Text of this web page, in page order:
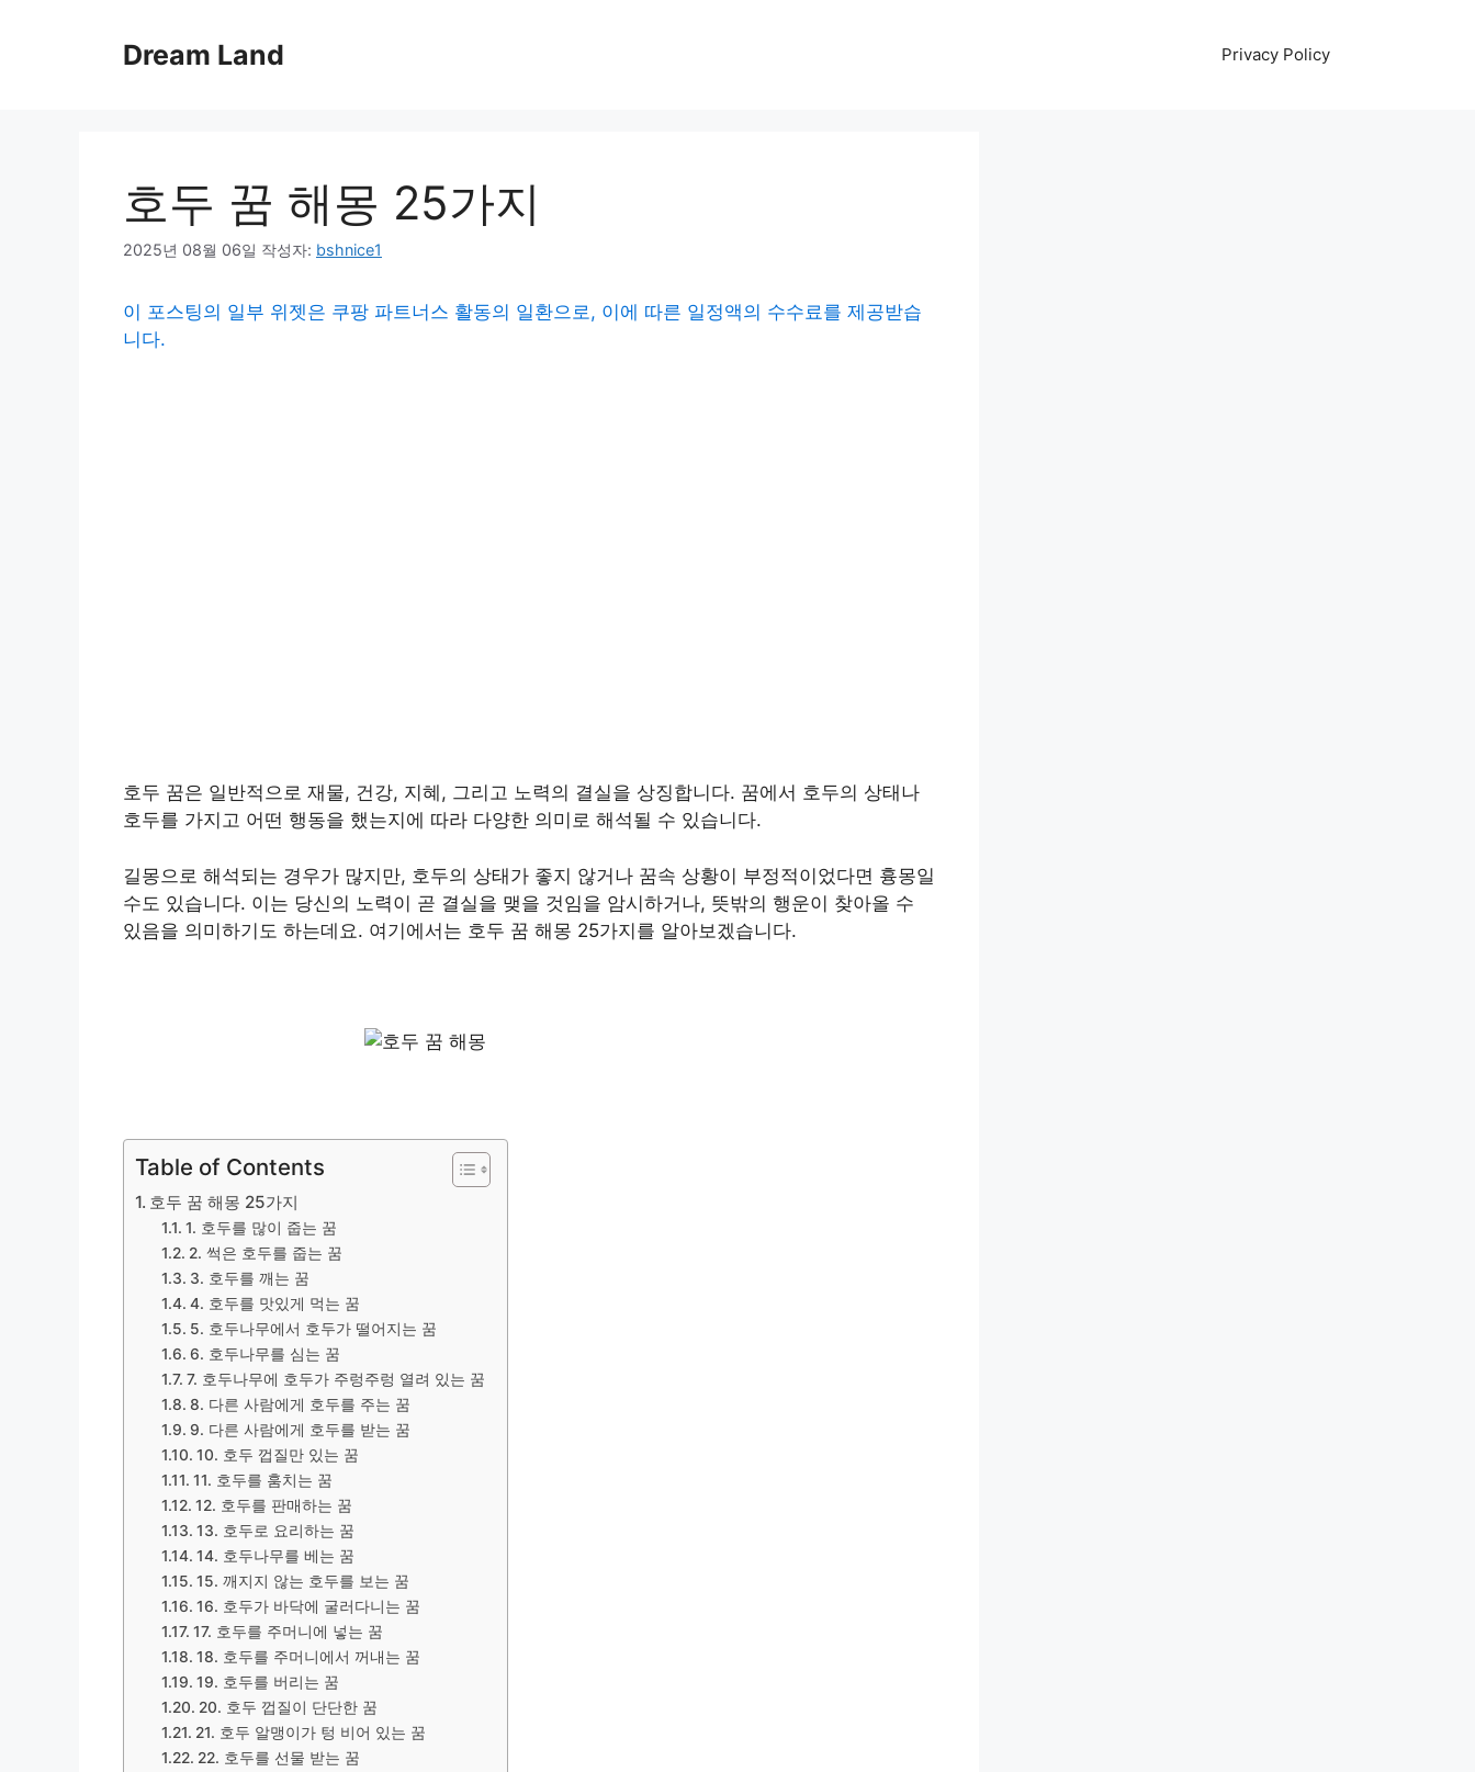
Dream Land Privacy Policy
​호두 꿈 해몽 25가지
2025년 08월 06일 작성자: bshnice1
이 포스팅의 일부 위젯은 쿠팡 파트너스 활동의 일환으로, 이에 따른 일정액의 수수료를 제공받습
니다.
호두 꿈은 일반적으로 재물, 건강, 지혜, 그리고 노력의 결실을 상징합니다. 꿈에서 호두의 상태나
호두를 가지고 어떤 행동을 했는지에 따라 다양한 의미로 해석될 수 있습니다.
​길몽으로 해석되는 경우가 많지만, 호두의 상태가 좋지 않거나 꿈속 상황이 부정적이었다면 흉몽일
수도 있습니다. 이는 당신의 노력이 곧 결실을 맺을 것임을 암시하거나, 뜻밖의 행운이 찾아올 수
있음을 의미하기도 하는데요. 여기에서는 호두 꿈 해몽 25가지를 알아보겠습니다.
Table of Contents
​호두 꿈 해몽 25가지
1. 호두를 많이 줍는 꿈
2. 썩은 호두를 줍는 꿈
3. 호두를 깨는 꿈
4. 호두를 맛있게 먹는 꿈
5. 호두나무에서 호두가 떨어지는 꿈
​6. 호두나무를 심는 꿈
7. 호두나무에 호두가 주렁주렁 열려 있는 꿈
8. 다른 사람에게 호두를 주는 꿈
9. 다른 사람에게 호두를 받는 꿈
10. 호두 껍질만 있는 꿈
11. 호두를 훔치는 꿈
12. 호두를 판매하는 꿈
13. 호두로 요리하는 꿈
14. 호두나무를 베는 꿈
15. 깨지지 않는 호두를 보는 꿈
16. 호두가 바닥에 굴러다니는 꿈
17. 호두를 주머니에 넣는 꿈
18. 호두를 주머니에서 꺼내는 꿈
19. 호두를 버리는 꿈
20. 호두 껍질이 단단한 꿈
21. 호두 알맹이가 텅 비어 있는 꿈
22. 호두를 선물 받는 꿈